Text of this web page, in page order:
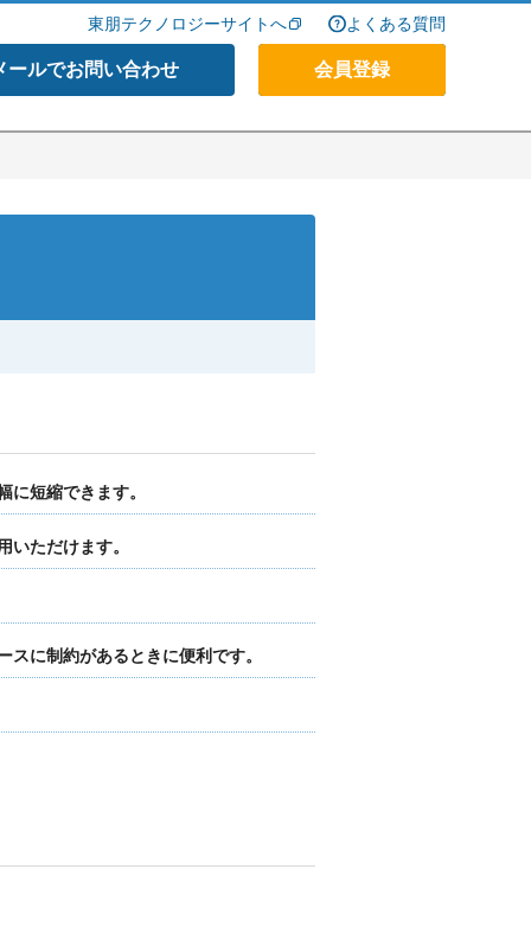
東朋テクノロジーサイトへ よくある質問
ールでお問い合わせ 会員登録
に短縮できます。
いただけます。
に制約があるときに便利です。